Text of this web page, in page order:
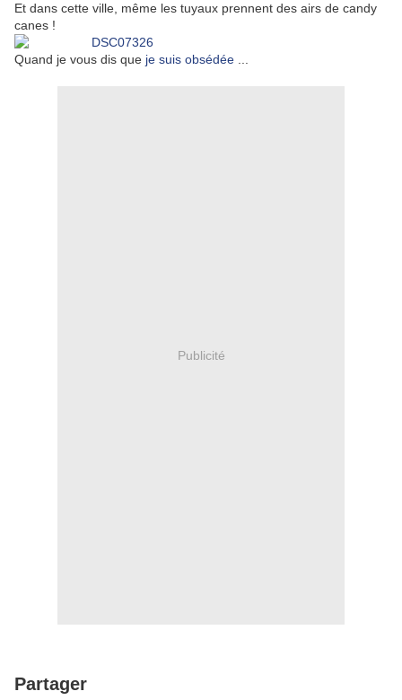
Et dans cette ville, même les tuyaux prennent des airs de candy
canes !
Quand je vous dis que je suis obsédée
Publicité
Partager